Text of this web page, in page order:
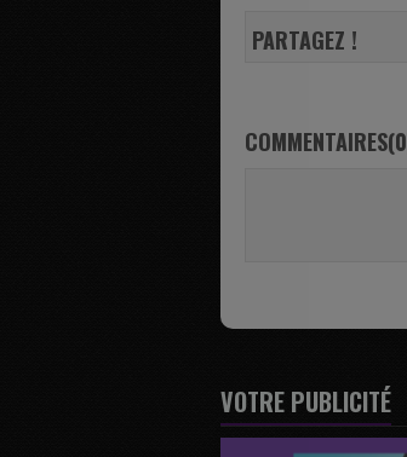
PARTAGEZ !
VOTRE PUBLICITÉ